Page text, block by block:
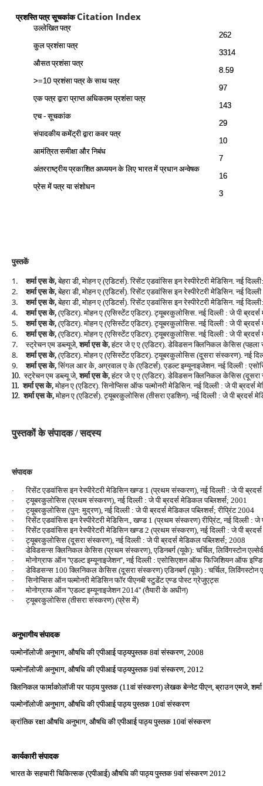
प्रशस्ति पत्र सूचकांकCitation Index
उल्लेखित पत्र
262
कुल प्रशंसा पत्र
3314
औसत प्रशंसा पत्र
8.59
>=10प्रशंसा पत्र के साथ पत्र
97
एक पत्र द्वारा प्राप्त अधिकतम प्रशंसा पत्र
143
एच - सूचकांक
29
संपादकीय कमेंट्री द्वारा कवर पत्र
10
आमंत्रित समीक्षा और निबंध
7
अंतरराष्ट्रीय प्रकाशित अध्ययन के लिए भारत में प्रधान अन्वेषक
16
प्रेस में पत्र या संशोधन
3
पुस्‍तकें
1. शर्मा एस के,बेहरा डी, मोहन ए (एडिटर्स). रिसेंट एडवांसिस इन रेस्‍पीरेटरी मेडिसिन. नई
2. शर्मा एस के,बेहरा डी, मोहन ए (एडिटर्स). रिसेंट एडवांसिस इन रेस्‍पीरेटरी मेडिसिन. नई
3. शर्मा एस के,बेहरा डी, मोहन ए (एडिटर्स). रिसेंट एडवांसिस इन रेस्‍पीरेटरी मेडिसिन. नई
4. शर्मा एस के, (एडिटर). मोहन ए (एसिस्‍टेंट एडिटर). ट्यूबरकुलोसिस. नई दिल्‍ली : जे पी
5. शर्मा एस के, (एडिटर). मोहन ए (एसिस्‍टेंट एडिटर). ट्यूबरकुलोसिस. नई दिल्‍ली : जे पी
6. शर्मा एस के, (एडिटर). मोहन ए (एसिस्‍टेंट एडिटर). ट्यूबरकुलोसिस. नई दिल्‍ली : जे पी
7. स्‍ट्रेचन एम डब्‍ल्‍यूजे, शर्मा एस के,हंटर जे ए ए (एडिटर). डेविडसन क्लिनिकल केसिस (पहला
8. शर्मा एस के, (एडिटर). मोहन ए (एसिस्‍टेंट एडिटर). ट्यूबरकुलोसिस (दूसरा संस्‍करण). नई
9. शर्मा एस के,सिंगल आर के, अग्रवाल ए के (एडिटर्स). एडल्‍ट इम्‍यूनाइजेशन. नई दिल्‍ली :
10. स्‍ट्रेचन एम डब्‍ल्‍यू जे,शर्मा एस के,हंटर जे ए ए (एडिटर). डेविडसन क्लिनिकल केसिस (दूसरा
11. शर्मा एस के,मोहन ए (एडिटर). सिनोप्सिस ऑफ पल्‍मोनरी मेडिसिन. नई दिल्‍ली : जे पी
12. शर्मा एस के,मोहन ए (एडिटर्स). ट्यूबरकुलोसिस (तीसरा एडशिन). नई दिल्‍ली : जे पी
पुस्‍तकों के संपादक / सदस्‍य
संपादक
· रिसेंट एडवांसिस इन रेस्‍पीरेटरी मेडिसिन खण्‍ड 1 (प्रथम संस्‍करण), नई दिल्‍ली : जे पी
· ट्यूबरकुलोसिस (प्रथम संस्‍करण), नई दिल्‍ली : जे पी ब्रदर्स मेडिकल पब्लिशर्स; 2001
· ट्यूबरकुलोसिस (पुन: मुद्रण), नई दिल्‍ली : जे पी ब्रदर्स मेडिकल पब्लिशर्स; रीप्रिंट 2004
· रिसेंट एडवांसिस इन रेस्‍पीरेटरी मेडिसिन., खण्‍ड 1 (प्रथम संस्‍करण) रीप्रिंट, नई दिल्‍ली : जे
· रिसेंट एडवांसिस इन रेस्‍पीरेटरी मेडिसिन खण्‍ड 2 (प्रथम संस्‍करण), नई दिल्‍ली : जे पी
· ट्यूबरकुलोसिस (दूसरा संस्‍करण), नई दिल्‍ली : जे पी ब्रदर्स मेडिकल पब्लिशर्स; 2008
· डेविडसन्‍स क्लिनिकल केसिस (प्रथम संस्‍करण), एडिनबर्ग (यूके): चर्चिल, लिविंगस्‍टोन
· मोनोग्राफ ऑन ''एडल्‍ट इम्‍यूनाइजेशन'', नई दिल्‍ली : एसोसिएशन ऑफ फिजिशियन ऑफ
· डेविडसन्‍स 100 क्लिनिकल केसिस (दूसरा संस्‍करण) एडिनबर्ग (यूके) : चर्चिल, लिविंगस्‍टोन
· सिनोप्सिस ऑन पल्‍मोनरी मेडिसिन फॉर पीएनबी स्‍टुडेंट एण्‍ड पोस्‍ट ग्रेजुएट्स
· मोनोग्राफ ऑन ''एडल्‍ट इम्‍यूनाइजेशन 2014'' (तैयारी के अधीन)
· ट्यूबरकुलोसिस (तीसरा संस्‍करण) (प्रेस में)
अनुभागीय संपादक
पल्‍मोनॉलोजी अनुभाग, औषधि की एपीआई पाठ्यपुस्‍तक 8वां संस्‍करण, 2008
पल्‍मोनॉलोजी अनुभाग, औषधि की एपीआई पाठ्यपुस्‍तक 9वां संस्‍करण, 2012
क्लिनिकल फार्माकोलॉजी पर पाठ्य पुस्‍तक (11वां संस्‍करण) लेखक बेन्‍नेट पीएन, ब्राउन एमजे,
पल्‍मोनॉलोजी अनुभाग, औषधि की एपीआई पाठ्य पुस्‍तक 10वां संस्‍करण
क्रांतिक रक्षा औषधि अनुभाग, औषधि की एपीआई पाठ्य पुस्‍तक 10वां संस्‍करण
कार्यकारी संपादक
भारत के सहचारी चिकित्‍सक (एपीआई) औषधि की पाठ्य पुस्‍तक 9वां संस्‍करण 2012